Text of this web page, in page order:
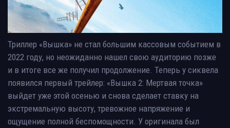
Триллер «Вышка» не стал большим кассовым событием в
2022 году, но неожиданно нашел свою аудиторию позже
и в итоге все же получил продолжение. Теперь у сиквела
появился первый трейлер: «Вышка 2: Мертвая точка»
выйдет уже этой осенью и снова сделает ставку на
экстремальную высоту, тревожное напряжение и
ощущение полной беспомощности. У оригинала был